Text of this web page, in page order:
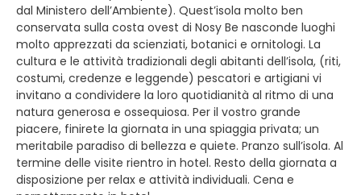
dal Ministero dell’Ambiente). Quest’isola molto ben
conservata sulla costa ovest di Nosy Be nasconde luoghi
molto apprezzati da scienziati, botanici e ornitologi. La
cultura e le attività tradizionali degli abitanti dell’isola, (riti,
costumi, credenze e leggende) pescatori e artigiani vi
invitano a condividere la loro quotidianità al ritmo di una
natura generosa e ossequiosa. Per il vostro grande
piacere, finirete la giornata in una spiaggia privata; un
meritabile paradiso di bellezza e quiete. Pranzo sull’isola. Al
termine delle visite rientro in hotel. Resto della giornata a
disposizione per relax e attività individuali. Cena e